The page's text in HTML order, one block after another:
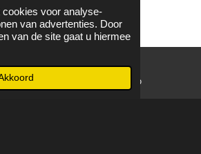
voor analyse-
van advertenties. Door
van de site gaat u hiermee
WhatsApp